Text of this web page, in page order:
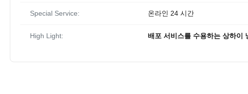
Special Service: 온라인 24 시간
High Light: 배포 서비스를 수용하는 상하이